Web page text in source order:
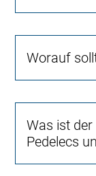
Worauf
Was ist
Pedelecs